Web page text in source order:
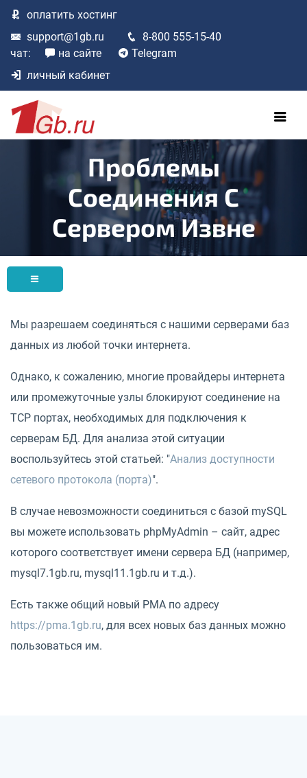
оплатить хостинг
support@1gb.ru
8-800 555-15-40
чат:
на сайте
Telegram
личный кабинет
Проблемы
Соединения С
Сервером Извне
Мы разрешаем соединяться с нашими серверами баз
данных из любой точки интернета.
Однако, к сожалению, многие провайдеры интернета
или промежуточные узлы блокируют соединение на
TCP портах, необходимых для подключения к
серверам БД. Для анализа этой ситуации
воспользуйтесь этой статьей: "Анализ доступности
сетевого протокола (порта)".
В случае невозможности соединиться с базой mySQL
вы можете использовать phpMyAdmin – сайт, адрес
которого соответствует имени сервера БД (например,
mysql7.1gb.ru, mysql11.1gb.ru и т.д.).
Есть также общий новый PMA по адресу
https://pma.1gb.ru, для всех новых баз данных можно
пользоваться им.